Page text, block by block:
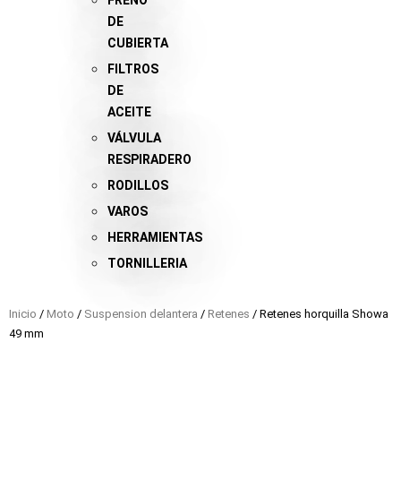
DE
CUBIERTA
FILTROS
DE
ACEITE
VÁLVULA
RESPIRADERO
RODILLOS
VAROS
HERRAMIENTAS
TORNILLERIA
Inicio / Moto / Suspension delantera / Retenes / Retenes horquilla Showa
49 mm